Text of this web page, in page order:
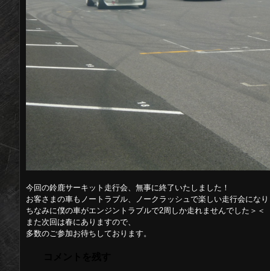
今回の鈴鹿サーキット走行会、無事に終了いたしました！
お客さまの車もノートラブル、ノークラッシュで楽しい走行会にな
ちなみに僕の車がエンジントラブルで2周しか走れませんでした＞＜
また次回は春にありますので、
多数のご参加お待ちしております。